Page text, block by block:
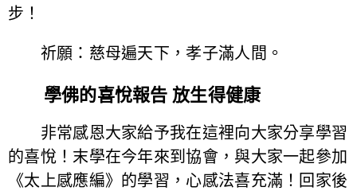
步！
祈願：慈母遍天下，孝子滿人間。
學佛的喜悅報告 放生得健康
非常感恩大家給予我在這裡向大家分享學習
的喜悅！末學在今年來到協會，與大家一起參加
《太上感應編》的學習，心感法喜充滿！回家後